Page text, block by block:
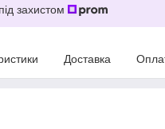
захистом
Доставка